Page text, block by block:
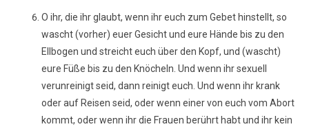
O ihr, die ihr glaubt, wenn ihr euch zum Gebet hinstellt, so
wascht (vorher) euer Gesicht und eure Hände bis zu den
Ellbogen und streicht euch über den Kopf, und (wascht)
eure Füße bis zu den Knöcheln. Und wenn ihr sexuell
verunreinigt seid, dann reinigt euch. Und wenn ihr krank
oder auf Reisen seid, oder wenn einer von euch vom Abort
kommt, oder wenn ihr die Frauen berührt habt und ihr kein